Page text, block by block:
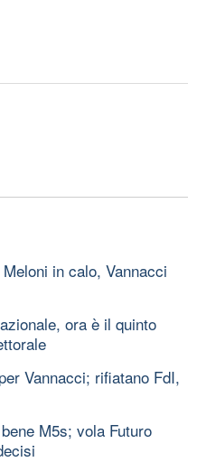
in calo, Vannacci
ora è il quinto
Vannacci; rifiatano FdI,
M5s; vola Futuro